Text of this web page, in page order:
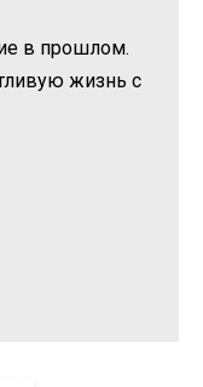
в прошлом.
жизнь с